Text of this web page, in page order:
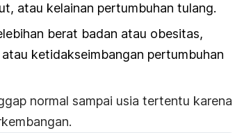
atau kelainan pertumbuhan tulang.
berat badan atau obesitas,
ketidakseimbangan pertumbuhan
normal sampai usia tertentu karena